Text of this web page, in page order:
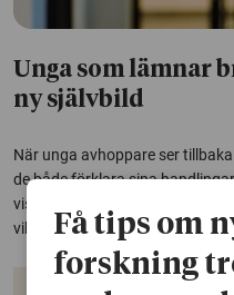
Unga som lämnar
ny självbild
När unga avhoppare ser
de både förklara sina
visar hur berättelser om
viktiga när brottets bana
Få tips om
forskning